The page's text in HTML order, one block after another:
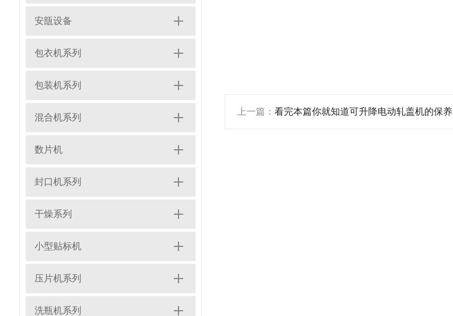
安瓿设备
包衣机系列
包装机系列
混合机系列
数片机
封口机系列
干燥系列
小型贴标机
压片机系列
洗瓶机系列
上一篇： 看完本篇你就知道可升降电动轧盖机的保养维护方法了